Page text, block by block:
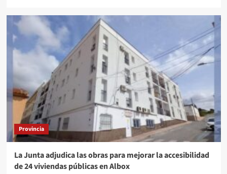
Provincia
La Junta adjudica las obras para mejorar la accesibilidad
de 24 viviendas públicas en Albox